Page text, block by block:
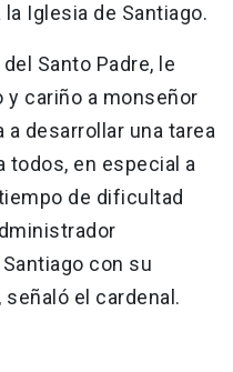
Iglesia de Santiago.
Santo Padre, le
cariño a monseñor
a desarrollar una tarea
todos, en especial a
de dificultad
con su
señaló el cardenal.